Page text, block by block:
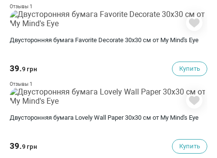
Отзывы 1
Двусторонняя бумага Favorite Decorate 30х30 см от My Mind's Eye
39.9 грн Купить
Отзывы 1
Двусторонняя бумага Lovely Wall Paper 30х30 см от My Mind's Eye
39.9 грн Купить